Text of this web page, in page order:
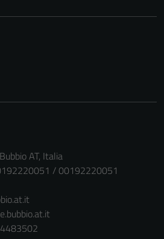
AT, Italia
/ 00192220051
informazioni